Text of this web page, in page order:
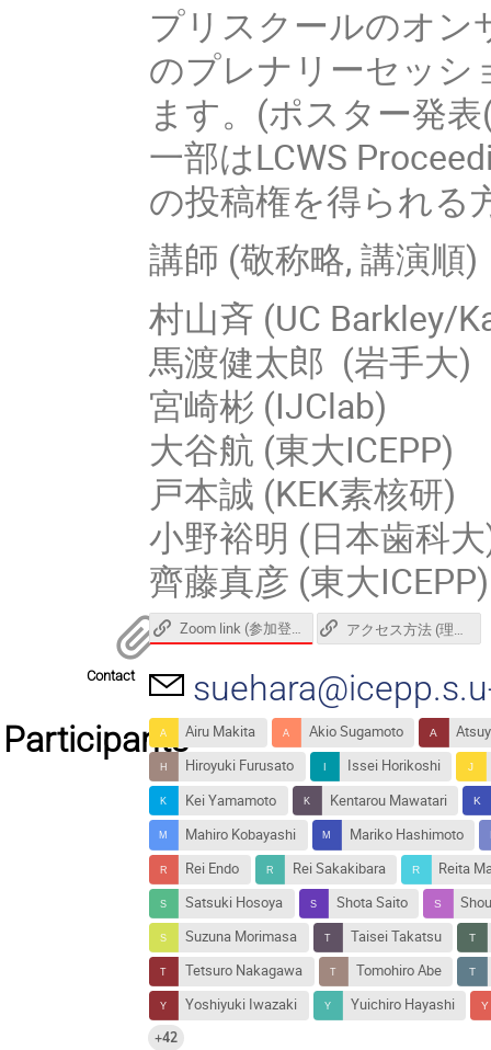
プリスクールのオン
のプレナリーセッシ
ます。(ポスター発
一部はLCWS
の投稿権を得られる
講師 (敬称略, 講演順)
村山斉 (UC Barkley/
馬渡健太郎 (岩手大)
宮崎彬 (IJClab)
大谷航 (東大ICEPP)
戸本誠 (KEK素核研)
小野裕明 (日本歯科
齊藤真彦 (東大ICEPP)
Zoom link (参加登録者はログインすれば見られます) アクセス方法 (理学部4号館)
Contact
ParticipantsAiru Makita Akio Sugamoto
Hiroyuki Furusato
Issei Horikoshi
Kei Yamamoto
Kentarou Mawatari
Mahiro Kobayashi
Mariko Hashimoto
Rei Endo
Rei Sakakibara
Reita
Satsuki Hosoya
Shota Saito
Suzuna Morimasa
Taisei Takatsu
Tetsuro Nakagawa
Tomohiro Abe
Yoshiyuki Iwazaki
Yuichiro Hayashi
+42